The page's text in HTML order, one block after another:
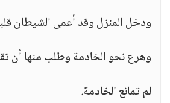
ودخل المنزل وقد أعمى الشيطان
وهرع نحو الخادمة وطلب منها أن
لم تمانع الخادمة.